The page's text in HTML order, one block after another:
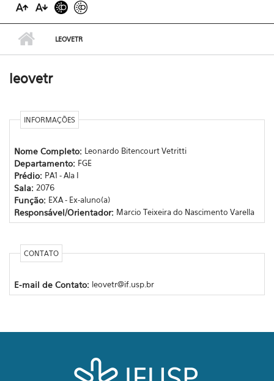
LEOVETR
leovetr
INFORMAÇÕES
Nome Completo: Leonardo Bitencourt Vetritti
Departamento: FGE
Prédio: PA1 - Ala I
Sala: 2076
Função: EXA - Ex-aluno(a)
Responsável/Orientador: Marcio Teixeira do Nascimento Varella
CONTATO
E-mail de Contato: leovetr@if.usp.br